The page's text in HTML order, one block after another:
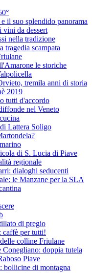
il suo splendido panorama
vini da dessert
nella tradizione
tragedia scampata
le storiche
tremila anni di storia
2019
tutti d'accordo
nel Veneto
Lattera Soligo
di S. Lucia di Piave
regionale
dialoghi seducenti
le Manzane per la SLA
di pregio
caffè per tutti!
colline Friulane
Conegliano: doppia tutela
Piave
bollicine di montagna